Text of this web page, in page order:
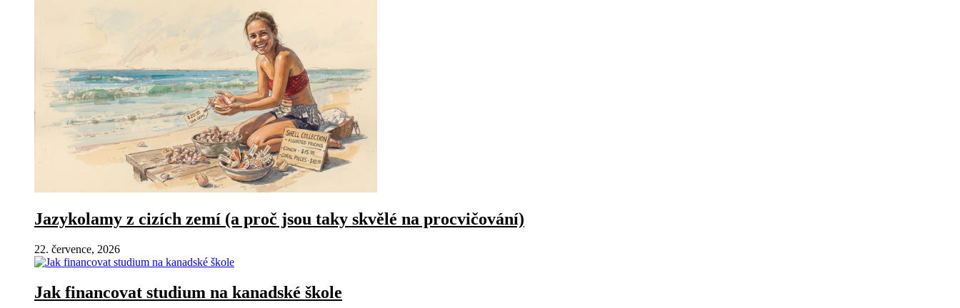
Jazykolamy z cizích zemí (a proč jsou taky skvělé na procvičování)
22. července, 2026
Jak financovat studium na kanadské škole